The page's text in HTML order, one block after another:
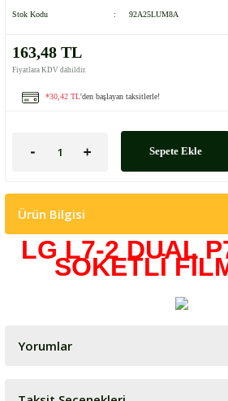
Stok Kodu 92A25LUM8A
163,48 TL
Fiyatlara KDV dahildir.
*30,42 TL'den başlayan taksitlerle!
Sepete Ekle
Ürün Bilgisi
LG L7-2 DUAL
SOKETLİ
Yorumlar